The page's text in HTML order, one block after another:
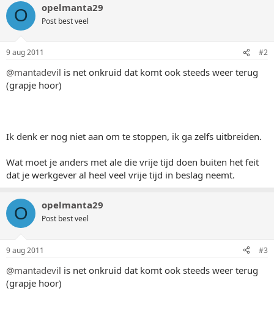
O opelmanta29
Post best veel
9 aug 2011 #2
@mantadevil is net onkruid dat komt ook steeds weer terug
(grapje hoor)
Ik denk er nog niet aan om te stoppen, ik ga zelfs uitbreiden.
Wat moet je anders met ale die vrije tijd doen buiten het feit
dat je werkgever al heel veel vrije tijd in beslag neemt.
O opelmanta29
Post best veel
9 aug 2011 #3
@mantadevil is net onkruid dat komt ook steeds weer terug
(grapje hoor)